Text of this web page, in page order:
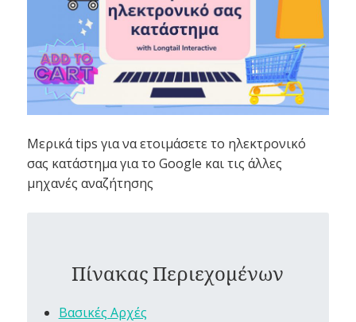
Μερικά tips για να ετοιμάσετε το ηλεκτρονικό
σας κατάστημα για το Google και τις άλλες
μηχανές αναζήτησης
Πίνακας Περιεχομένων
Βασικές Αρχές